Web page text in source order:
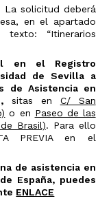
La solicitud deberá
en el apartado
texto: “Itinerarios
en el Registro
de Sevilla a
de Asistencia en
sitas en C/ San
o en Paseo de las
Brasil). Para ello
PREVIA en el
de asistencia en
España, puedes
ENLACE